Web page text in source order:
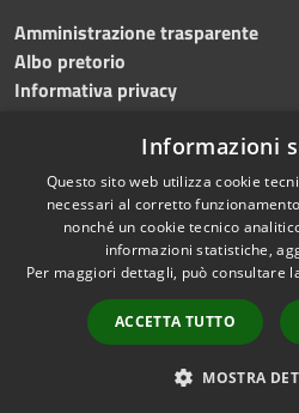
Amministrazione trasparente
Albo pretorio
Informativa privacy
Dichiarazione di accessibilità
RSS
Accessibilità
Informazioni
Questo sito web utilizza cookie
necessari al corretto
nonché un cookie tecnico
informazioni statistiche,
Per maggiori dettagli, può consultare
ACCETTA TUTTO
MOSTRA